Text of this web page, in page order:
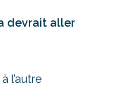
devrait aller
l’autre